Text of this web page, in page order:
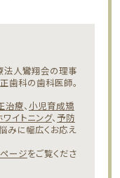
法人鸞翔会の理事
歯科の歯科医師。
治療、 小児育成矯
ワイトニング、 予防
みに幅広くお応え
ージをご覧くださ